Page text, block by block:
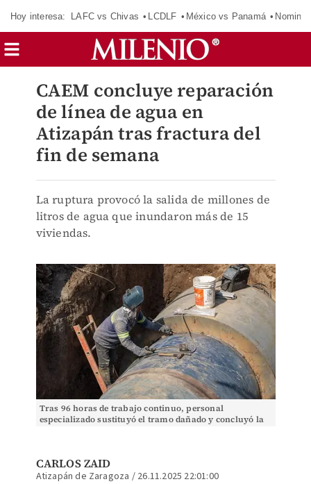
Hoy interesa: LAFC vs Chivas LCDLF México vs Panamá
CAEM concluye reparación
de línea de agua en
Atizapán tras fractura del
fin de semana
La ruptura provocó la salida de millones de
litros de agua que inundaron más de 15
viviendas.
Tras 96 horas de trabajo continuo, personal
especializado sustituyó el tramo dañado y concluyó la
CARLOS ZAID
Atizapán de Zaragoza / 26.11.2025 22:01:00